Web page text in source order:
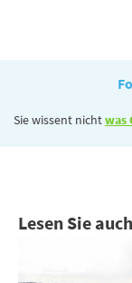
Sie wissent nichtwas
Lesen Sie auch